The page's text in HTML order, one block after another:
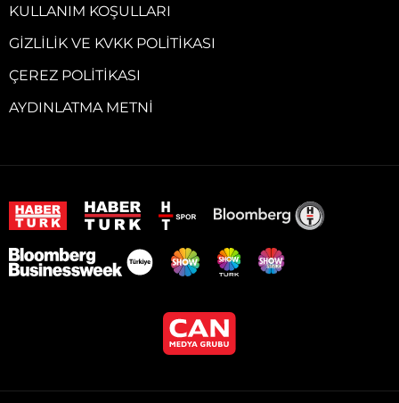
KULLANIM KOŞULLARI
GIZLILIK VE KVKK POLITIKASI
ÇEREZ POLITIKASI
AYDINLATMA METNI